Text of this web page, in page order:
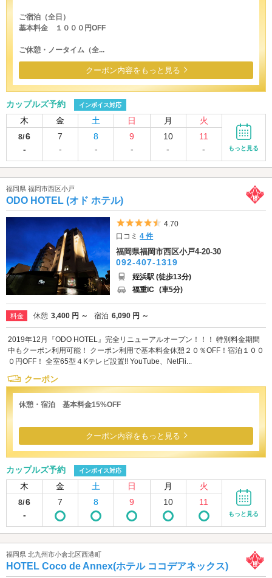
ご宿泊（全日）
基本料金 １０００円OFF
ご休憩・ノータイム（全...
クーポン内容をもっと見る
カップルズ予約 インボイス対応
木 金 土 日 月 火
8/6
-
7
-
8
-
9
-
10
-
11
-
もっと見る
福岡県 福岡市西区小戸
ODO HOTEL (オド ホテル)
5つ星のうち4.5
4.70
口コミ4 件
福岡県福岡市西区小戸4-20-30
092-407-1319
姪浜駅 (徒歩13分)
福重IC (車5分)
料金 休憩 3,400 円 ～ 宿泊 6,090 円 ～
2019年12月『ODO HOTEL』完全リニューアルオープン！！！ 特別料金期間
中もクーポン利用可能！ クーポン利用で基本料金休憩２０％OFF！宿泊１００
０円OFF！ 全室65型４Kテレビ設置!! YouTube、NetFli...
クーポン
休憩・宿泊 基本料金15%OFF
クーポン内容をもっと見る
カップルズ予約 インボイス対応
木 金 土 日 月 火
8/6
-
7 8 9 10 11
もっと見る
福岡県 北九州市小倉北区西港町
HOTEL Coco de Annex(ホテル ココデアネックス)